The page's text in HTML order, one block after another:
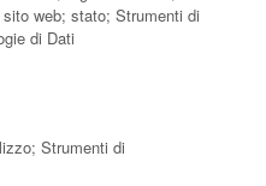
web; stato; Strumenti di
di Dati
Strumenti di